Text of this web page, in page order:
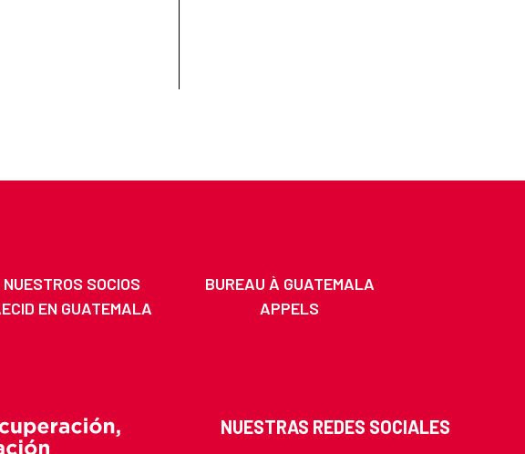
NUESTROS SOCIOS
BUREAU À GUATEMALA
EN GUATEMALA
APPELS
NUESTRAS REDES SOCIALES